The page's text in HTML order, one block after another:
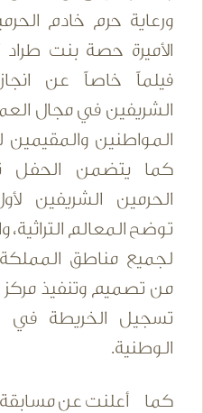
ورعاية حرم خادم
الأميرة حصة بنت
فيلماً خاصاً عن
الشريفين في مجال
المواطنين والمقيمين
كما يتضمن الحفل
الحرمين الشريفين
توضح المعالم التراثية،
لجميع مناطق المملكة
من تصميم وتنفيذ
تسجيل الخريطة في
الوطنية.
كما أعلنت عن مسابقة